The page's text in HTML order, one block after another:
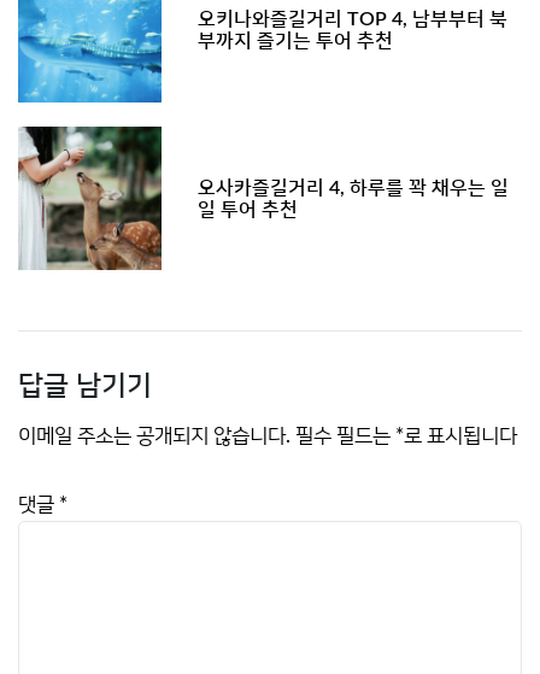
오키나와즐길거리 TOP 4, 남부부터 북
부까지 즐기는 투어 추천
오사카즐길거리 4, 하루를 꽉 채우는 일
일 투어 추천
답글 남기기
이메일 주소는 공개되지 않습니다. 필수 필드는 *로 표시됩니다
댓글 *